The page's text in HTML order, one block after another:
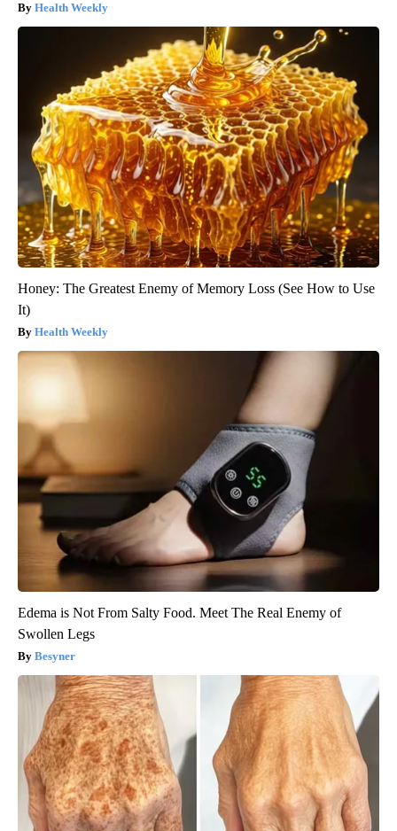
Health Weekly
Honey: The Greatest Enemy of Memory Loss (See How to Use
It)
Health Weekly
Edema is Not From Salty Food. Meet The Real Enemy of
Swollen Legs
Besyner